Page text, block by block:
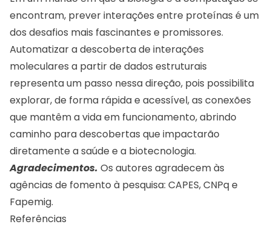
encontram, prever interações entre proteínas é um
dos desafios mais fascinantes e promissores.
Automatizar a descoberta de interações
moleculares a partir de dados estruturais
representa um passo nessa direção, pois possibilita
explorar, de forma rápida e acessível, as conexões
que mantêm a vida em funcionamento, abrindo
caminho para descobertas que impactarão
diretamente a saúde e a biotecnologia.
Agradecimentos. Os autores agradecem às
agências de fomento à pesquisa: CAPES, CNPq e
Fapemig.
Referências